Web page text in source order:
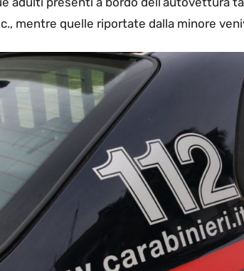
mentre quelle riportate dalla minore